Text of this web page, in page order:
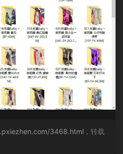
3468.html ，转载